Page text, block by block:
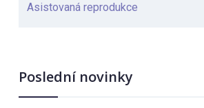
Asistovaná reprodukce
Poslední novinky